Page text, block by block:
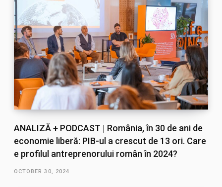
ANALIZĂ + PODCAST | România, în 30 de ani de
economie liberă: PIB-ul a crescut de 13 ori. Care
e profilul antreprenorului român în 2024?
OCTOBER 30, 2024